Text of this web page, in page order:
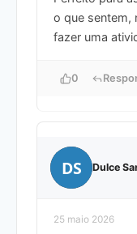
o que sentem,
fazer uma
0
DS Dulce
25 maio 2026